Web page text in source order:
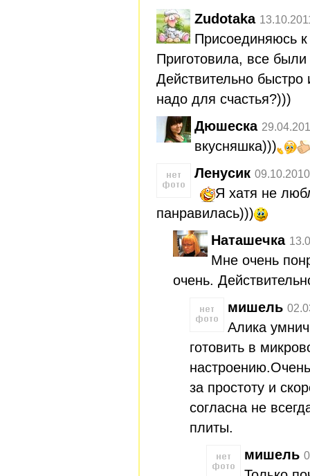
Zudotaka
Присоединяюсь
Приготовила, все были
Действительно
надо для счастья?)))
Дюшеска
вкусняшка)))
Ленусик
Я хатя не
панравилась)))
Наташечка
Мне очень
очень.
мишель
Алика
готовить в
за простоту и
согласна не
плиты.
мишель